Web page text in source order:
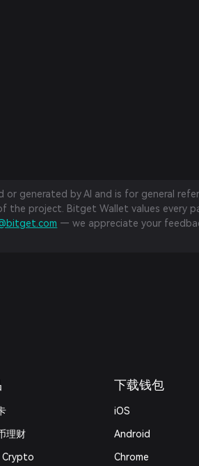
generated by AI and is for general
project. Bitget Wallet values every
— we appreciate your
理财
Crypto
下载钱包
iOS
Android
Chrome